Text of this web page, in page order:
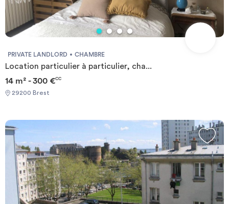
PRIVATE LANDLORD CHAMBRE
Location particulier à particulier, cha...
14 m² - 300 €CC
29200 Brest